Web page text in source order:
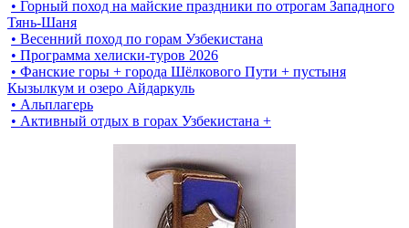
• Горный поход на майские праздники по отрогам Западного
Тянь-Шаня
• Весенний поход по горам Узбекистана
• Программа хелиски-туров 2026
• Фанские горы + города Шёлкового Пути + пустыня
Кызылкум и озеро Айдаркуль
• Альплагерь
• Активный отдых в горах Узбекистана +